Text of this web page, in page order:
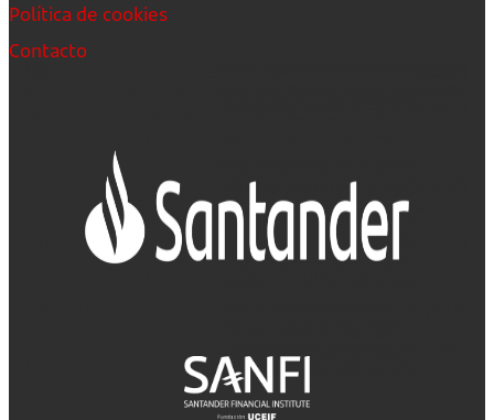
Política de cookies
Contacto